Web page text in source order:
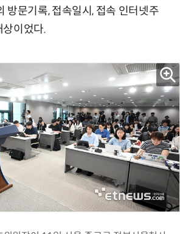
방문기록, 접속일시, 접속 인터넷주
상이었다.